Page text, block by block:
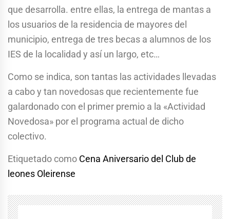
que desarrolla. entre ellas, la entrega de mantas a
los usuarios de la residencia de mayores del
municipio, entrega de tres becas a alumnos de los
IES de la localidad y así un largo, etc…
Como se indica, son tantas las actividades llevadas
a cabo y tan novedosas que recientemente fue
galardonado con el primer premio a la «Actividad
Novedosa» por el programa actual de dicho
colectivo.
Etiquetado como Cena Aniversario del Club de
leones Oleirense